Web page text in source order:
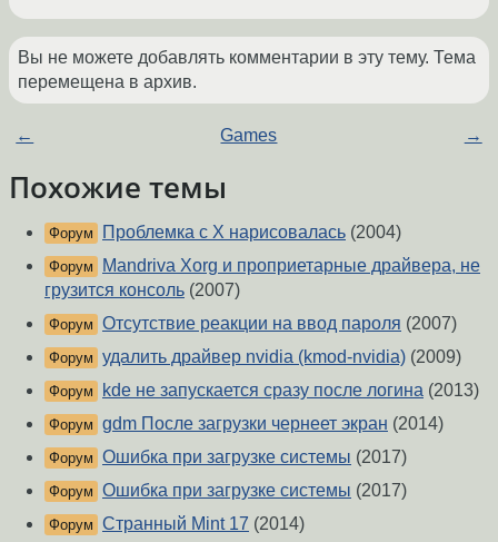
Вы не можете добавлять комментарии в эту тему. Тема
перемещена в архив.
← Games →
Похожие темы
Форум Проблемка с X нарисовалась (2004)
Форум
Mandriva Xorg и проприетарные драйвера, не
грузится консоль (2007)
Форум Отсутствие реакции на ввод пароля (2007)
Форум удалить драйвер nvidia (kmod-nvidia) (2009)
Форум kde не запускается сразу после логина (2013)
Форум gdm После загрузки чернеет экран (2014)
Форум Ошибка при загрузке системы (2017)
Форум Ошибка при загрузке системы (2017)
Форум Странный Mint 17 (2014)